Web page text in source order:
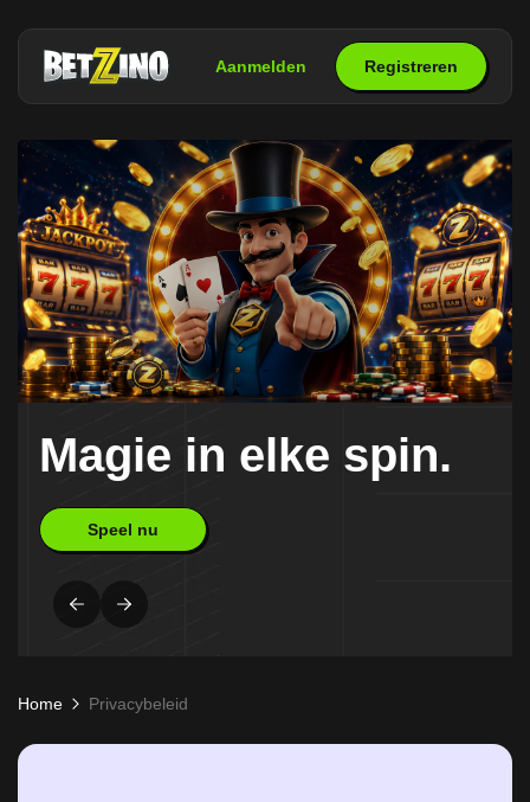
Aanmelden Registreren
Magie in elke spin.
Speel nu
Home Privacybeleid